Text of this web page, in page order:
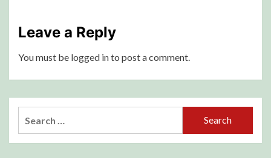
Leave a Reply
You must be logged into post a comment.